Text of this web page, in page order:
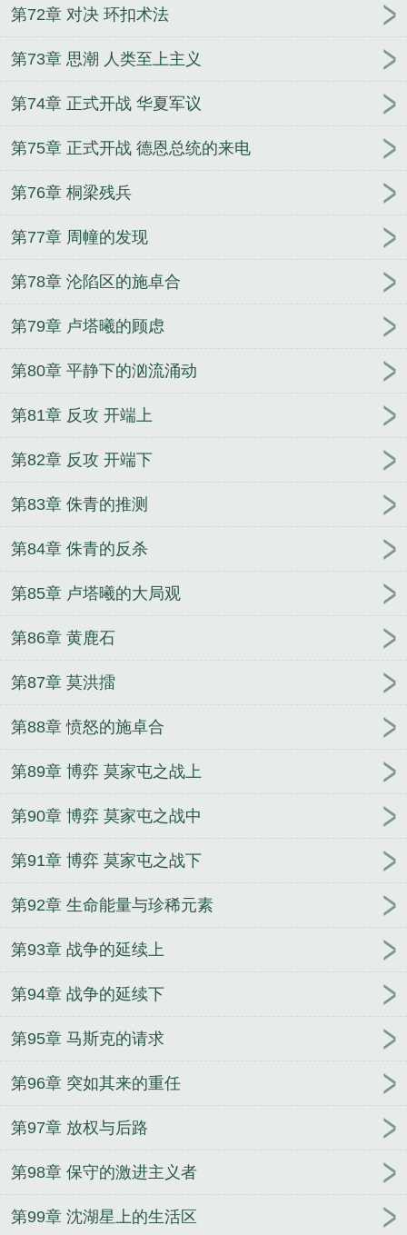
第72章 对决 环扣术法
第73章 思潮 人类至上主义
第74章 正式开战 华夏军议
第75章 正式开战 德恩总统的来电
第76章 桐梁残兵
第77章 周幢的发现
第78章 沦陷区的施卓合
第79章 卢塔曦的顾虑
第80章 平静下的汹流涌动
第81章 反攻 开端上
第82章 反攻 开端下
第83章 侏青的推测
第84章 侏青的反杀
第85章 卢塔曦的大局观
第86章 黄鹿石
第87章 莫洪擂
第88章 愤怒的施卓合
第89章 博弈 莫家屯之战上
第90章 博弈 莫家屯之战中
第91章 博弈 莫家屯之战下
第92章 生命能量与珍稀元素
第93章 战争的延续上
第94章 战争的延续下
第95章 马斯克的请求
第96章 突如其来的重任
第97章 放权与后路
第98章 保守的激进主义者
第99章 沈湖星上的生活区